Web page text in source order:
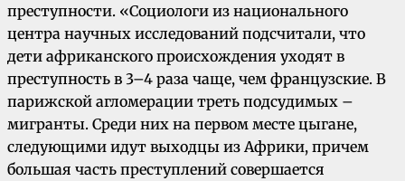
преступности. «Социологи из национального
центра научных исследований подсчитали, что
дети африканского происхождения уходят в
преступность в 3–4 раза чаще, чем французские. В
парижской агломерации треть подсудимых –
мигранты. Среди них на первом месте цыгане,
следующими идут выходцы из Африки, причем
большая часть преступлений совершается